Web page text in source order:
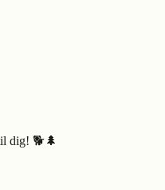
dig! 🐕🌲